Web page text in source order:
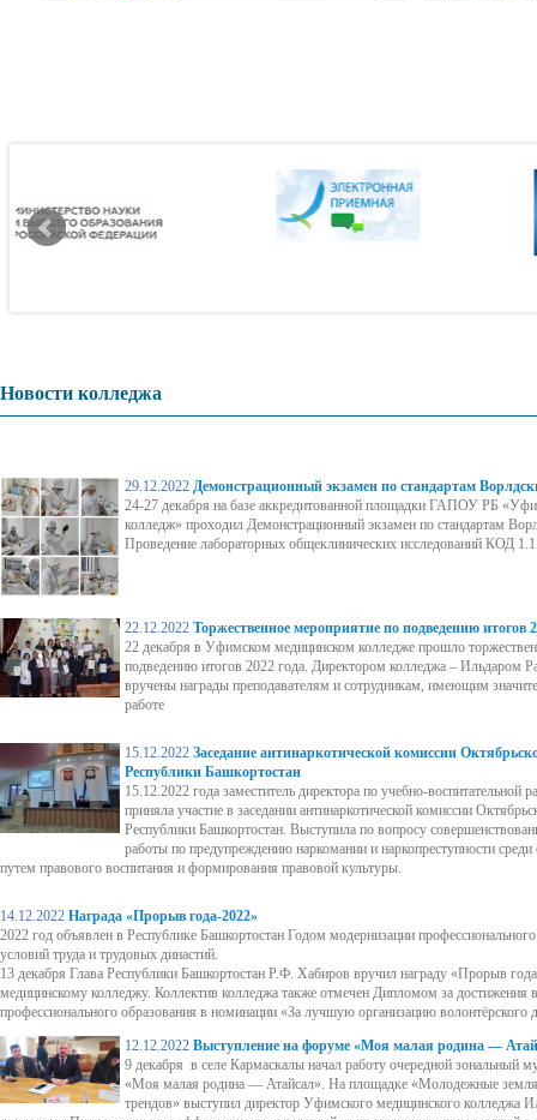
Новости колледжа
29.12.2022 Демонстрационный экзамен по стандартам
24-27 декабря на базе аккредитованной площадки ГАПОУ РБ
колледж» проходил Демонстрационный экзамен по стандартам
Проведение лабораторных общеклинических исследований КОД
22.12.2022 Торжественное мероприятие по подведению итогов
22 декабря в Уфимском медицинском колледже прошло
подведению итогов 2022 года. Директором колледжа – Ильдаром
вручены награды преподавателям и сотрудникам, имеющим
работе
15.12.2022 Заседание антинаркотической комиссии
Республики Башкортостан
15.12.2022 года заместитель директора по учебно-воспитательной
приняла участие в заседании антинаркотической комиссии
Республики Башкортостан. Выступила по вопросу
работы по предупреждению наркомании и наркопреступности среди
путем правового воспитания и формирования правовой культуры.
14.12.2022 Награда «Прорыв года-2022»
2022 год объявлен в Республике Башкортостан Годом модернизации
условий труда и трудовых династий.
13 декабря Глава Республики Башкортостан Р.Ф. Хабиров вручил награду «Прорыв
медицинскому колледжу. Коллектив колледжа также отмечен Дипломом за достижения в
профессионального образования в номинации «За лучшую организацию волонтёрского
12.12.2022 Выступление на форуме «Моя малая родина —
9 декабря в селе Кармаскалы начал работу очередной зональный
«Моя малая родина — Атайсал». На площадке «Молодежные
трендов» выступил директор Уфимского медицинского колледжа